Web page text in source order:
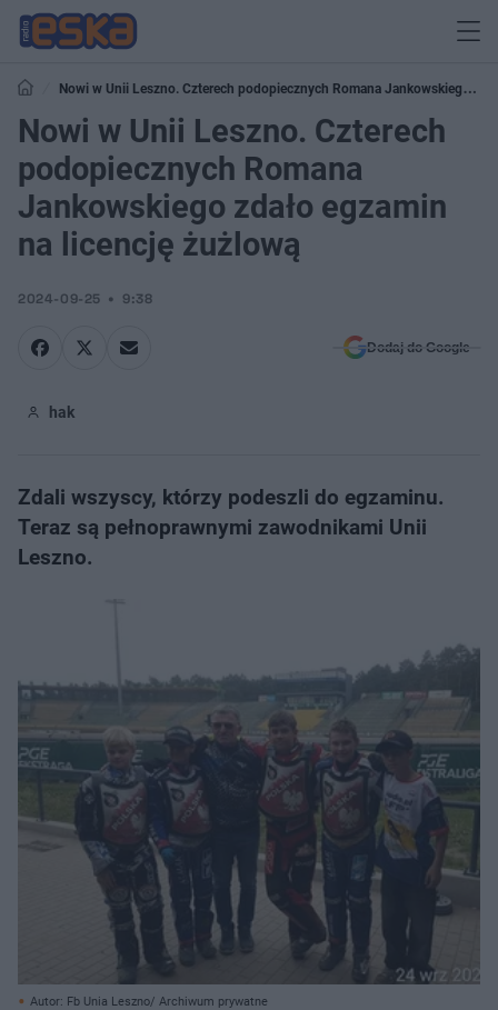
Nowi w Unii Leszno. Czterech podopiecznych Romana Jankowskiego
zdało egzamin na licencję żużlową
Nowi w Unii Leszno. Czterech
podopiecznych Romana
Jankowskiego zdało egzamin
na licencję żużlową
2024-09-25 9:38
Dodaj do Google
hak
Zdali wszyscy, którzy podeszli do egzaminu.
Teraz są pełnoprawnymi zawodnikami Unii
Leszno.
Autor: Fb Unia Leszno/ Archiwum prywatne